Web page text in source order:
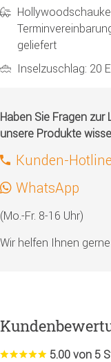
geliefert
Inselzuschlag: 20
Haben Sie Fragen
unsere Produkte
Kunden-
WhatsApp
(Mo.-Fr. 8-16 Uhr)
Wir helfen Ihnen
5.00 von 5